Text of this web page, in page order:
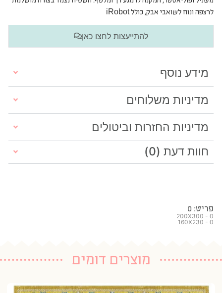
לרצפה ונוח לשואבי אבק, כולל iRobot
להתייעצות לחצו כאן
מידע נוסף
מדיניות משלוחים
מדיניות החזרות וביטולים
חוות דעת (0)
פריט: 0
200X300 - 0
160X230 - 0
מוצרים דומים